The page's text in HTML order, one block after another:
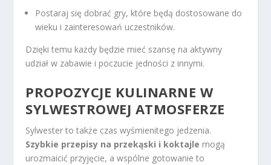
Postaraj się dobrać gry, które będą dostosowane do
wieku i zainteresowań uczestników.
Dzięki temu każdy będzie mieć szansę na aktywny
udział w zabawie i poczucie jedności z innymi.
PROPOZYCJE KULINARNE W
SYLWESTROWEJ ATMOSFERZE
Sylwester to także czas wyśmienitego jedzenia.
Szybkie przepisy na przekąski i koktajle mogą
urozmaicić przyjęcie, a wspólne gotowanie to